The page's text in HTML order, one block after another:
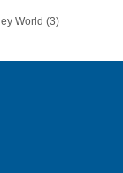
World (3)